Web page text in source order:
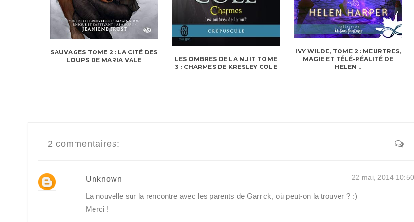
SAUVAGES TOME 2 : LA CITÉ DES
LOUPS DE MARIA VALE
LES OMBRES DE LA NUIT TOME
3 : CHARMES DE KRESLEY COLE
IVY WILDE, TOME 2 : MEURTRES,
MAGIE ET TÉLÉ-RÉALITÉ DE
HELEN...
2 commentaires:
Unknown 22 mai, 2014 10:50
La nouvelle sur la rencontre avec les parents de Garrick, où peut-on la trouver ? :)
Merci !